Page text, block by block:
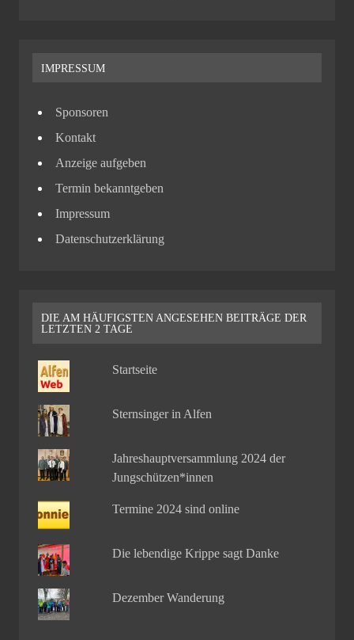
IMPRESSUM
Sponsoren
Kontakt
Anzeige aufgeben
Termin bekanntgeben
Impressum
Datenschutzerklärung
DIE AM HÄUFIGSTEN ANGESEHEN BEITRÄGE DER
LETZTEN 2 TAGE
Startseite
Sternsinger in Alfen
Jahreshauptversammlung 2024 der
Jungschützen*innen
Termine 2024 sind online
Die lebendige Krippe sagt Danke
Dezember Wanderung